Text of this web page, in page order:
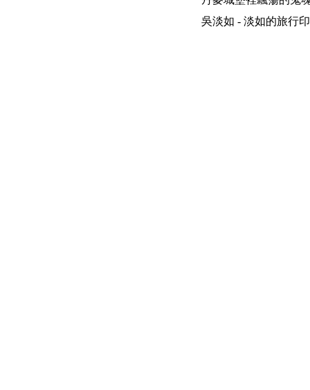
吳淡如 - 淡如的旅行印